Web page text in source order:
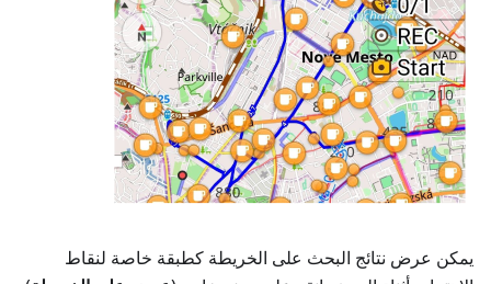
يمكن عرض نتائج البحث على الخريطة كطبقة خاصة لنقاط